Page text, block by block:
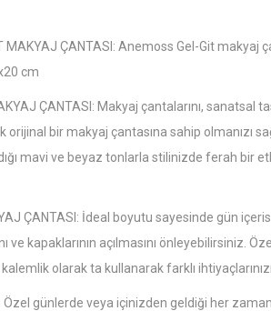
MAKYAJ ÇANTASI: Anemoss Gel-Git makyaj
cm
ÇANTASI: Makyaj çantalarını, sanatsal
bir makyaj çantasına sahip olmanızı
mavi ve beyaz tonlarla stilinizde ferah bir
ÇANTASI: İdeal boyutu sayesinde gün
ve kapaklarının açılmasını önleyebilirsiniz.
olarak ta kullanarak farklı
Özel günlerde veya içinizden geldiği her